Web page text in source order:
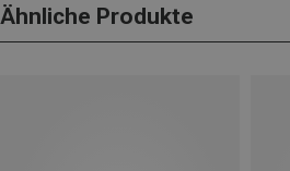
Ähnliche Produkte